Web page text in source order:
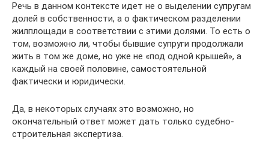
Речь в данном контексте идет не о выделении супругам
долей в собственности, а о фактическом разделении
жилплощади в соответствии с этими долями. То есть о
том, возможно ли, чтобы бывшие супруги продолжали
жить в том же доме, но уже не «под одной крышей», а
каждый на своей половине, самостоятельной
фактически и юридически.
Да, в некоторых случаях это возможно, но
окончательный ответ может дать только судебно-
строительная экспертиза.